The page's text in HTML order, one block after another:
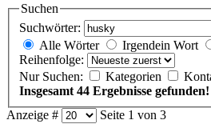
Suchen
Suchwörter:
Alle Wörter Irgendein Wort
Reihenfolge:
Nur Suchen:
Kategorien
Insgesamt 44 Ergebnisse gefunden!
Anzeige #
Seite 1 von 3